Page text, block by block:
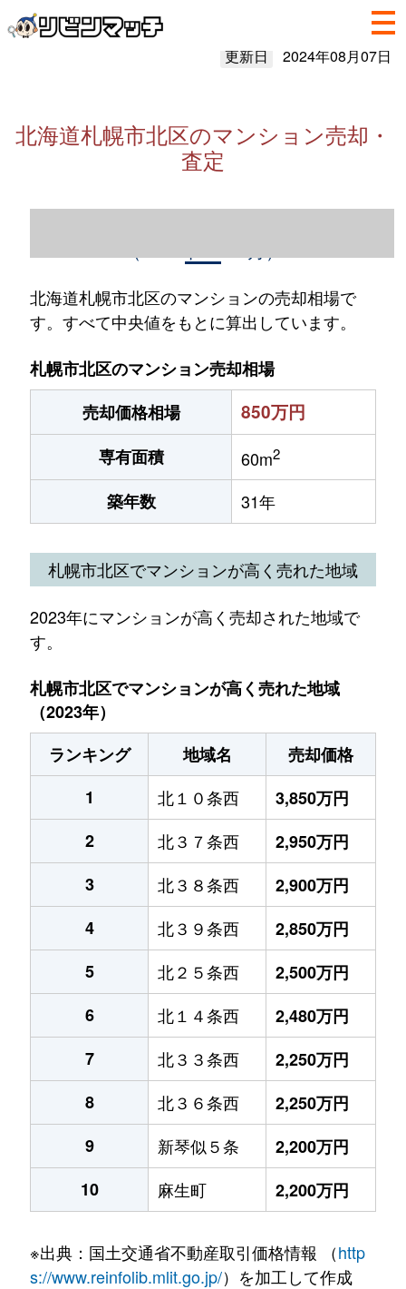
更新日 2024年08月07日
北海道札幌市北区のマンション売却・
査定
北海道札幌市北区のマンションの売却相場で
す。すべて中央値をもとに算出しています。
札幌市北区のマンション売却相場
売却価格相場
850万円
専有面積 60m2
築年数 31年
札幌市北区でマンションが高く売れた地域
2023年にマンションが高く売却された地域で
す。
札幌市北区でマンションが高く売れた地域
（2023年）
ランキング
地域名
売却価格
1
北１０条西
3,850万円
2
北３７条西
2,950万円
3
北３８条西
2,900万円
4
北３９条西
2,850万円
5
北２５条西
2,500万円
6
北１４条西
2,480万円
7
北３３条西
2,250万円
8
北３６条西
2,250万円
9
新琴似５条
2,200万円
10
麻生町 2,200万円
※出典：国土交通省不動産取引価格情報 （http
s://www.reinfolib.mlit.go.jp/）を加工して作成